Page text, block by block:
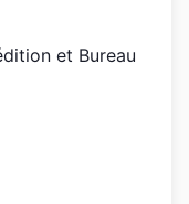
et Bureau